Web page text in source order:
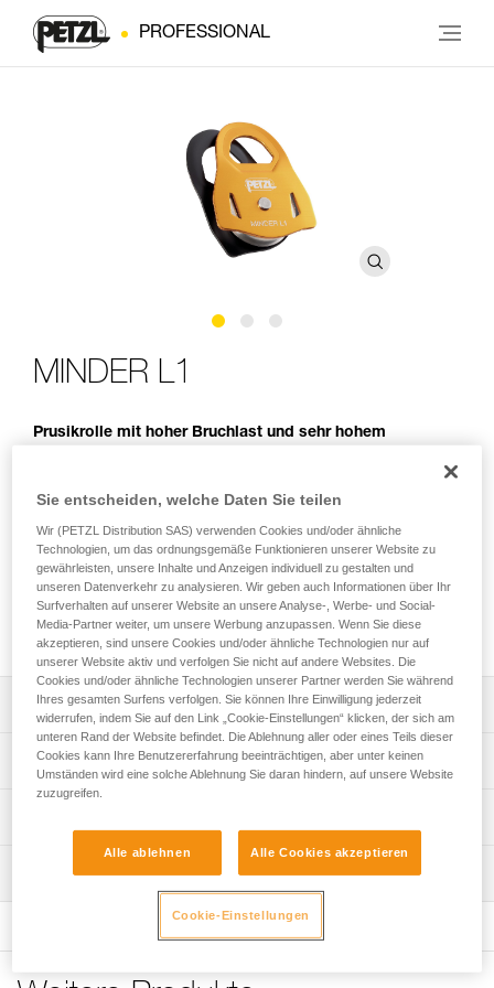
PROFESSIONAL
MINDER L1
Prusikrolle mit hoher Bruchlast und sehr hohem
Die MINDER L1-Umlenkrolle ist für professionelle
die Verwendung mit einem selbstklemmenden Prusikknoten
in Systemen mit Rücklaufsperre ausgelegt. Sie verfügt über
eine hohe Bruchlast und einen sehr hohen Wirkungsgrad
und ist für den intensiven Gebrauch sowie das Hantieren
schwerer Lasten konzipiert.
Leistungsverzeichnis
Verwendung in Systemen mit Rücklaufsperre:
- Bewegliche Seitenteile mit einem auf selbstklemmende
Prusikknoten ausgelegten Design.
Speziell zum Hantieren schwerer Lasten und für den
intensiven Gebrauch konzipiert:
- Sehr hoher Wirkungsgrad dank der Laufrolle mit großem
Durchmesser und gekapseltem Kugellager.
- Vereinfachte Handgriffe durch die Verbindungsösen, die
bis zu drei Karabiner aufnehmen können.
Seitenteilen.
Technische Spezifikationen
Wirkungsgrad: 97 %
Gebrauchsanleitung
Das PDF herunterladen technical-notice-POULIES-2
Konformitätserklärung
Häufige Fragen
Wartung
Ablauf der PSA-Prüfung
Das PDF herunterladen verif-EPI-poulies-procedure-DE
Sie entscheiden, welche Daten Sie teilen
Wir (PETZL Distribution SAS) verwenden Cookies und/oder ähnliche
Technologien, um das ordnungsgemäße Funktionieren unserer Website zu
gewährleisten, unsere Inhalte und Anzeigen individuell zu gestalten und
unseren Datenverkehr zu analysieren. Wir geben auch Informationen über Ihr
Surfverhalten auf unserer Website an unsere Analyse-, Werbe- und Social-
Media-Partner weiter, um unsere Werbung anzupassen. Wenn Sie diese
akzeptieren, sind unsere Cookies und/oder ähnliche Technologien nur auf
unserer Website aktiv und verfolgen Sie nicht auf andere Websites. Die
Cookies und/oder ähnliche Technologien unserer Partner werden Sie während
Ihres gesamten Surfens verfolgen. Sie können Ihre Einwilligung jederzeit
widerrufen, indem Sie auf den Link „Cookie-Einstellungen“ klicken, der sich am
unteren Rand der Website befindet. Die Ablehnung aller oder eines Teils dieser
Cookies kann Ihre Benutzererfahrung beeinträchtigen, aber unter keinen
Umständen wird eine solche Ablehnung Sie daran hindern, auf unsere Website
zuzugreifen.
Alle ablehnen Alle Cookies akzeptieren
Cookie-Einstellungen